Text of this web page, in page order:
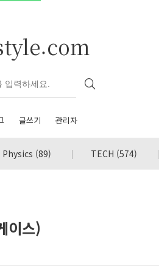
글쓰기 관리자
Physics (89) TECH (574)
이스)